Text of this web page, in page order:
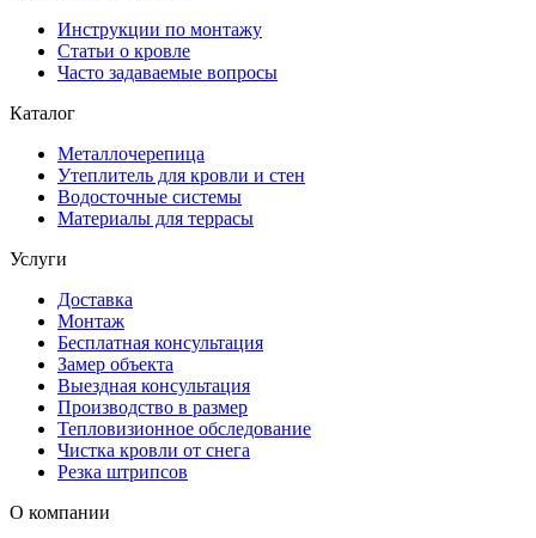
Инструкции по монтажу
Статьи о кровле
Часто задаваемые вопросы
Каталог
Металлочерепица
Утеплитель для кровли и стен
Водосточные системы
Материалы для террасы
Услуги
Доставка
Монтаж
Бесплатная консультация
Замер объекта
Выездная консультация
Производство в размер
Тепловизионное обследование
Чистка кровли от снега
Резка штрипсов
О компании